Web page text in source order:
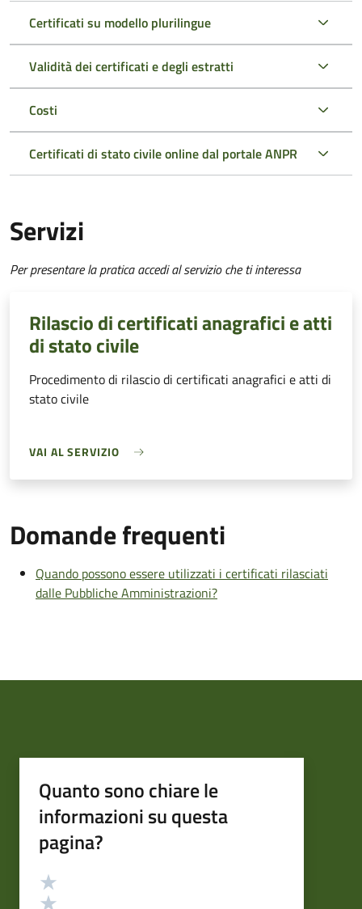
Certificati su modello plurilingue
Validità dei certificati e degli estratti
Costi
Certificati di stato civile online dal portale ANPR
Servizi
Per presentare la pratica accedi al servizio che ti interessa
Rilascio di certificati anagrafici e atti
di stato civile
Procedimento di rilascio di certificati anagrafici e atti di
stato civile
VAI AL SERVIZIO
Domande frequenti
Quando possono essere utilizzati i certificati rilasciati
dalle Pubbliche Amministrazioni?
Quanto sono chiare le
informazioni su questa
pagina?
Valutazione